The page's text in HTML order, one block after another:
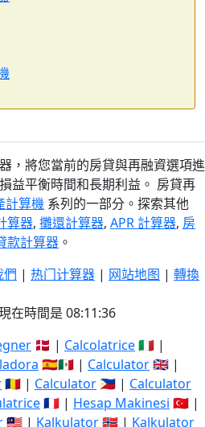
，將您當前的房貸與再融資選項進
益平衡時間和長期利益。 房貸再
計算機 系列的一部分。探索其他
算器, 攤還計算器, APR 計算器, 房
款計算器 。
們 | 热门计算器 | 网站地图 | 轉換
在時間是 08:11:37
🇩🇰 | Calcolatrice🇮🇹 |
🇪🇸🇲🇽 | Calculator🇬🇧 |
🇷🇴 | Calculator 🇵🇭 | Calculator
🇫🇷 | Hesap Makinesi 🇹🇷 |
🇲🇾 | Kalkulator🇳🇴 | Kalkulator